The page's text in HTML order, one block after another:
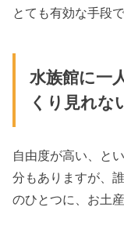
とても有効な手段
水族館に一
くり見れな
自由度が高い、と
分もありますが、
のひとつに、お土